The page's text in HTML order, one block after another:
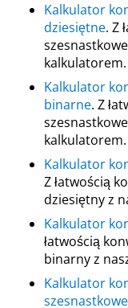
Kalkulator
dziesiętne. Z
kalkulatorem.
Kalkulator
binarne. Z
kalkulatorem.
Kalkulator
Z łatwością
dziesiętny z
Kalkulator
łatwością
binarny z
Kalkulator
szesnastkowe